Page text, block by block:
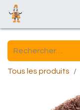
Tous les produits